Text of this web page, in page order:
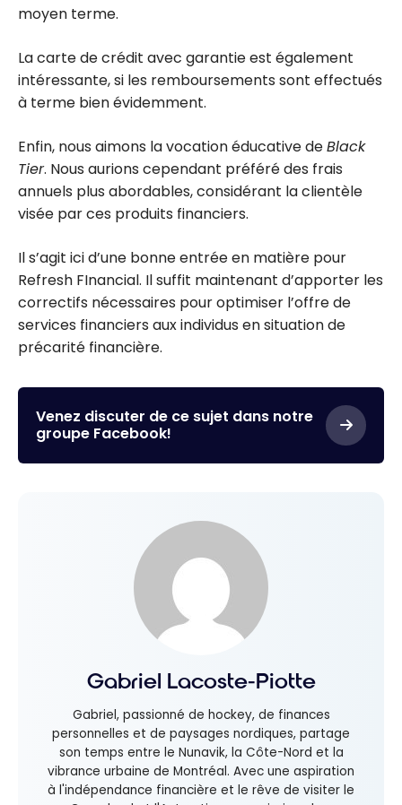
moyen terme.
La carte de crédit avec garantie est également
intéressante, si les remboursements sont effectués
à terme bien évidemment.
Enfin, nous aimons la vocation éducative deBlack
Tier. Nous aurions cependant préféré des frais
annuels plus abordables, considérant la clientèle
visée par ces produits financiers.
Il s’agit ici d’une bonne entrée en matière pour
Refresh FInancial. Il suffit maintenant d’apporter les
correctifs nécessaires pour optimiser l’offre de
services financiers aux individus en situation de
précarité financière.
Venez discuter de ce sujet dans notre
groupe Facebook!
Gabriel Lacoste-Piotte
Gabriel, passionné de hockey, de finances
personnelles et de paysages nordiques, partage
son temps entre le Nunavik, la Côte-Nord et la
vibrance urbaine de Montréal. Avec une aspiration
à l'indépendance financière et le rêve de visiter le